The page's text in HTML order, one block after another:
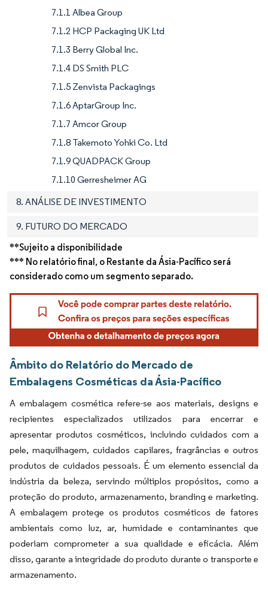
7.1.1 Albea Group
7.1.2 HCP Packaging UK Ltd
7.1.3 Berry Global Inc.
7.1.4 DS Smith PLC
7.1.5 Zenvista Packagings
7.1.6 AptarGroup Inc.
7.1.7 Amcor Group
7.1.8 Takemoto Yohki Co. Ltd
7.1.9 QUADPACK Group
7.1.10 Gerresheimer AG
8. ANÁLISE DE INVESTIMENTO
9. FUTURO DO MERCADO
**Sujeito a disponibilidade
*** No relatório final, o Restante da Ásia-Pacífico será
considerado como um segmento separado.
Âmbito do Relatório do Mercado de
Embalagens Cosméticas da Ásia-Pacífico
A embalagem cosmética refere-se aos materiais, designs e
recipientes especializados utilizados para encerrar e
apresentar produtos cosméticos, incluindo cuidados com a
pele, maquilhagem, cuidados capilares, fragrâncias e outros
produtos de cuidados pessoais. É um elemento essencial da
indústria da beleza, servindo múltiplos propósitos, como a
proteção do produto, armazenamento, branding e marketing.
A embalagem protege os produtos cosméticos de fatores
ambientais como luz, ar, humidade e contaminantes que
poderiam comprometer a sua qualidade e eficácia. Além
disso, garante a integridade do produto durante o transporte e
armazenamento.